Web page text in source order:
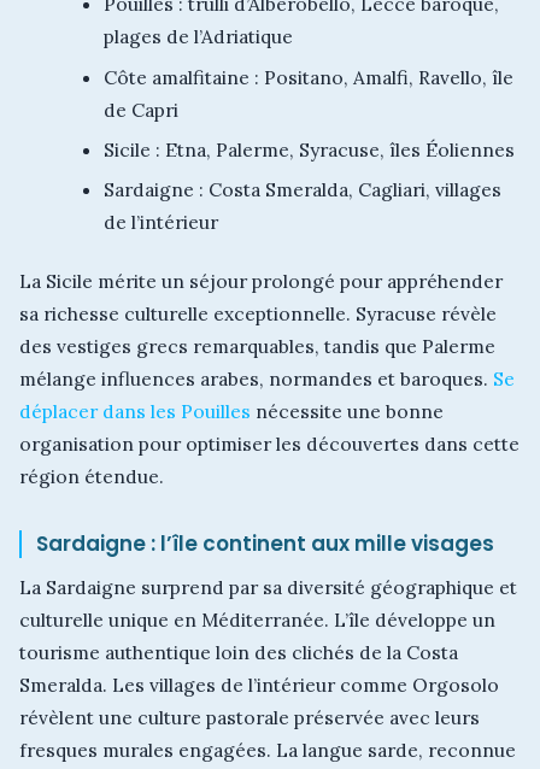
plages de l’Adriatique
Côte amalfitaine : Positano, Amalfi, Ravello, île
de Capri
Sicile : Etna, Palerme, Syracuse, îles Éoliennes
Sardaigne : Costa Smeralda, Cagliari, villages
de l’intérieur
La Sicile mérite un séjour prolongé pour appréhender
sa richesse culturelle exceptionnelle. Syracuse révèle
des vestiges grecs remarquables, tandis que Palerme
mélange influences arabes, normandes et baroques. Se
déplacer dans les Pouilles nécessite une bonne
organisation pour optimiser les découvertes dans cette
région étendue.
Sardaigne : l’île continent aux mille visages
La Sardaigne surprend par sa diversité géographique et
culturelle unique en Méditerranée. L’île développe un
tourisme authentique loin des clichés de la Costa
Smeralda. Les villages de l’intérieur comme Orgosolo
révèlent une culture pastorale préservée avec leurs
fresques murales engagées. La langue sarde, reconnue